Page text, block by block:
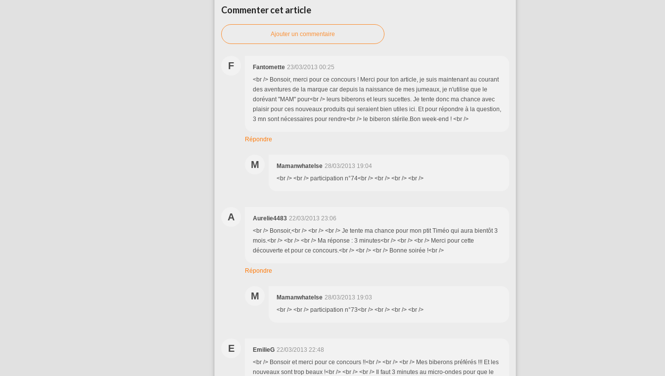
Commenter cet article
Ajouter un commentaire
F Fantomette 23/03/2013 00:25
<br /> Bonsoir, merci pour ce concours ! Merci pour ton article, je suis maintenant au courant
des aventures de la marque car depuis la naissance de mes jumeaux, je n'utilise que le
dorévant "MAM" pour<br /> leurs biberons et leurs sucettes. Je tente donc ma chance avec
plaisir pour ces nouveaux produits qui seraient bien utiles ici. Et pour répondre à la question,
3 mn sont nécessaires pour rendre<br /> le biberon stérile.Bon week-end ! <br />
Répondre
M Mamanwhatelse 28/03/2013 19:04
<br /> <br /> participation n°74<br /> <br /> <br /> <br />
A Aurelie4483 22/03/2013 23:06
<br /> Bonsoir,<br /> <br /> <br /> Je tente ma chance pour mon ptit Timéo qui aura bientôt 3
mois.<br /> <br /> <br /> Ma réponse : 3 minutes<br /> <br /> <br /> Merci pour cette
découverte et pour ce concours.<br /> <br /> <br /> Bonne soirée !<br />
Répondre
M Mamanwhatelse 28/03/2013 19:03
<br /> <br /> participation n°73<br /> <br /> <br /> <br />
E EmilieG 22/03/2013 22:48
<br /> Bonsoir et merci pour ce concours !!<br /> <br /> <br /> Mes biberons préférés !!! Et les
nouveaux sont trop beaux !<br /> <br /> <br /> Il faut 3 minutes au micro-ondes pour que le